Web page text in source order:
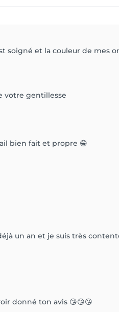
soigné et la couleur de mes
votre gentillesse
bien fait et propre 😁
un an et je suis très
donné ton avis 😘😘😘